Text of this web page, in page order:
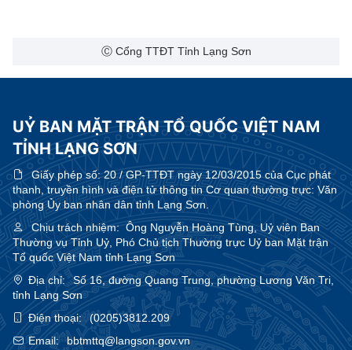
Ⓒ Cổng TTĐT Tỉnh Lạng Sơn
UỶ BAN MẶT TRẬN TỔ QUỐC VIỆT NAM
TỈNH LẠNG SƠN
Giấy phép số:20 / GP-TTĐT ngày 12/03/2015 của Cục phát
thanh, truyền hình và điện tử thông tin Cơ quan thường trực: Văn
phòng Ủy ban nhân dân tỉnh Lạng Sơn.
Chịu trách nhiệm:Ông Nguyễn Hoàng Tùng, Uỷ viên Ban
Thường vụ Tỉnh Uỷ, Phó Chủ tịch Thường trực Uỷ ban Mặt trận
Tổ quốc Việt Nam tỉnh Lạng Sơn
Địa chỉ:
Số 16, đường Quang Trung, phường Lương Văn Tri,
tỉnh Lạng Sơn
Điện thoại:
(0205)3812.209
Email:
bbtmttq@langson.gov.vn